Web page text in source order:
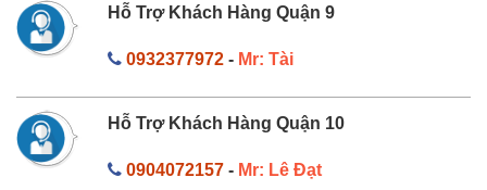
Hỗ Trợ Khách Hàng Quận 9
0932377972- Mr: Tài
Hỗ Trợ Khách Hàng Quận 10
0904072157- Mr: Lê Đạt